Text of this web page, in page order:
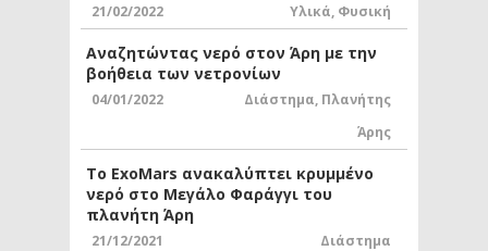
21/02/2022 Υλικά, Φυσική
Αναζητώντας νερό στον Άρη με την
βοήθεια των νετρονίων
04/01/2022 Διάστημα, Πλανήτης
Άρης
Το ExoMars ανακαλύπτει κρυμμένο
νερό στο Μεγάλο Φαράγγι του
πλανήτη Άρη
21/12/2021 Διάστημα